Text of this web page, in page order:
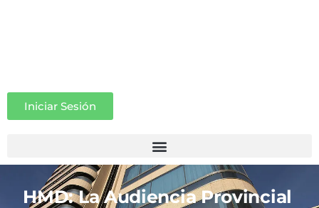
Iniciar Sesión
HMD: La Audiencia Provincial